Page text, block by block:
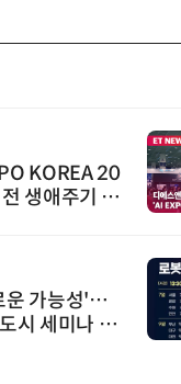
크, 중소기업기술정
격차 R&D 사업 최
사업화센터, 'BIO
로벌 빅파마와의 비
지원…K-바이오 해외